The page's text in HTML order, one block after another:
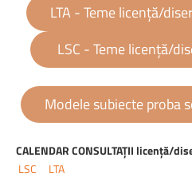
LTA - Teme licență/
LSC - Teme licență/
Modele subiecte proba
CALENDAR CONSULTAȚII licență/
LSC
LTA